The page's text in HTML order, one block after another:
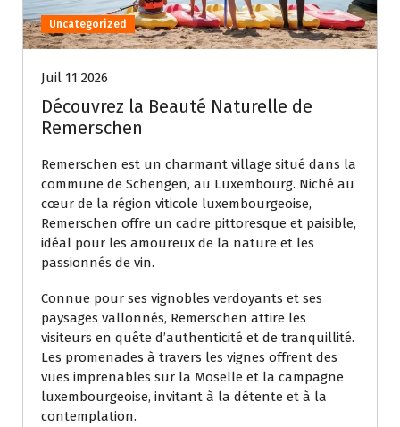
Uncategorized
Juil 11 2026
Découvrez la Beauté Naturelle de
Remerschen
Remerschen est un charmant village situé dans la
commune de Schengen, au Luxembourg. Niché au
cœur de la région viticole luxembourgeoise,
Remerschen offre un cadre pittoresque et paisible,
idéal pour les amoureux de la nature et les
passionnés de vin.
Connue pour ses vignobles verdoyants et ses
paysages vallonnés, Remerschen attire les
visiteurs en quête d’authenticité et de tranquillité.
Les promenades à travers les vignes offrent des
vues imprenables sur la Moselle et la campagne
luxembourgeoise, invitant à la détente et à la
contemplation.